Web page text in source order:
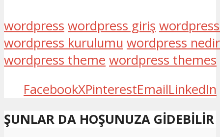
wordpress wordpress giriş
wordpress kurulumu wordpress nedir
wordpress theme wordpress themes
FacebookXPinterestEmailLinkedIn
ŞUNLAR DA HOŞUNUZA GIDEBILIR